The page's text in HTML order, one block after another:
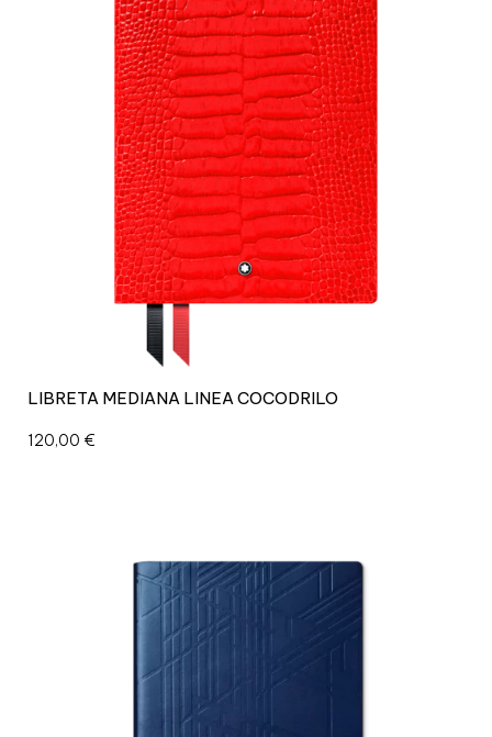
LIBRETA MEDIANA LINEA COCODRILO
120,00 €